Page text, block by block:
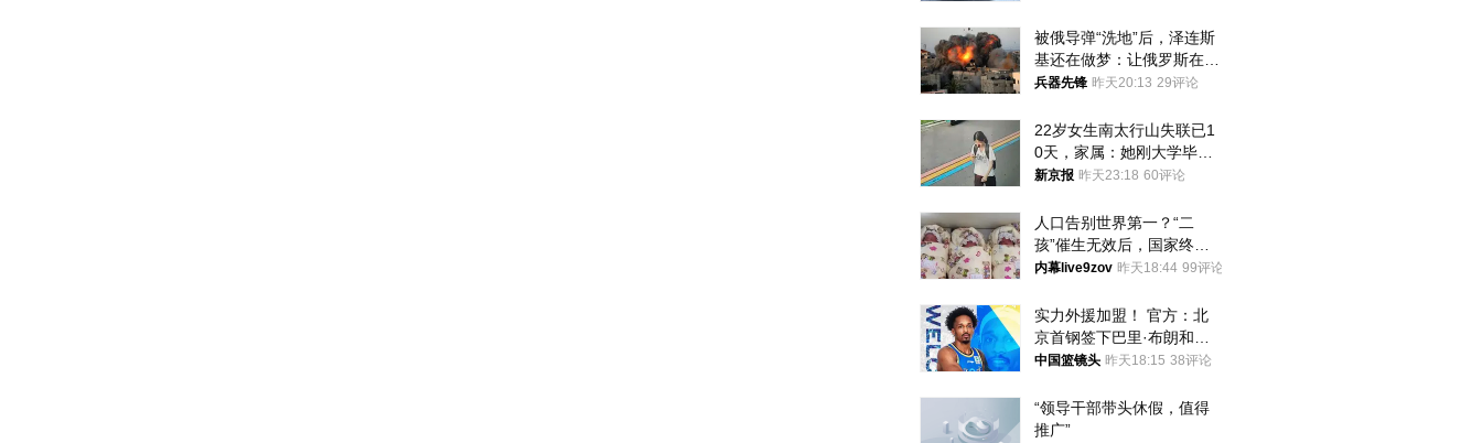
被俄导弹“洗地”后，泽连斯
基还在做梦：让俄罗斯在冬
季前求和？
兵器先锋 昨天20:13 29评论
22岁女生南太行山失联已1
0天，家属：她刚大学毕业
想到山里旅行
新京报 昨天23:18 60评论
人口告别世界第一？“二
孩”催生无效后，国家终于
向住房出手了！
内幕live9zov 昨天18:44 99评论
实力外援加盟！ 官方：北
京首钢签下巴里·布朗和桑
普森
中国篮镜头 昨天18:15 38评论
“领导干部带头休假，值得
推广”